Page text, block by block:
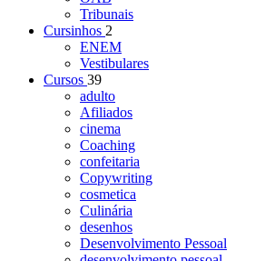
Tribunais
Cursinhos 2
ENEM
Vestibulares
Cursos 39
adulto
Afiliados
cinema
Coaching
confeitaria
Copywriting
cosmetica
Culinária
desenhos
Desenvolvimento Pessoal